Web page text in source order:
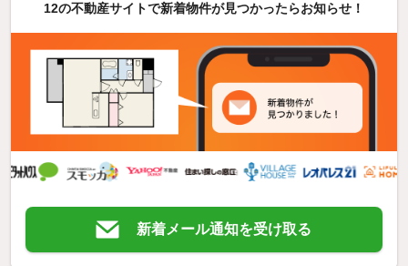
12の不動産サイトで新着物件が見つかったらお知らせ！
新着メール通知を受け取る